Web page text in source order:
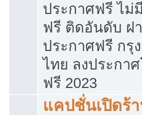
ประกาศฟรี ไม่
ฟรี ติดอันดับ ฝ
ประกาศฟรี กรุ
ไทย ลงประกา
ฟรี 2023
แคปชั่นเปิดร้